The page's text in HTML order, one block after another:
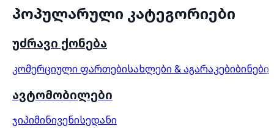
პოპულარული კატეგორიები
უძრავი ქონება
კომერციული ფართებისახლები & აგარაკებიბინები
ავტომობილები
ჯიპიმინივენისედანი